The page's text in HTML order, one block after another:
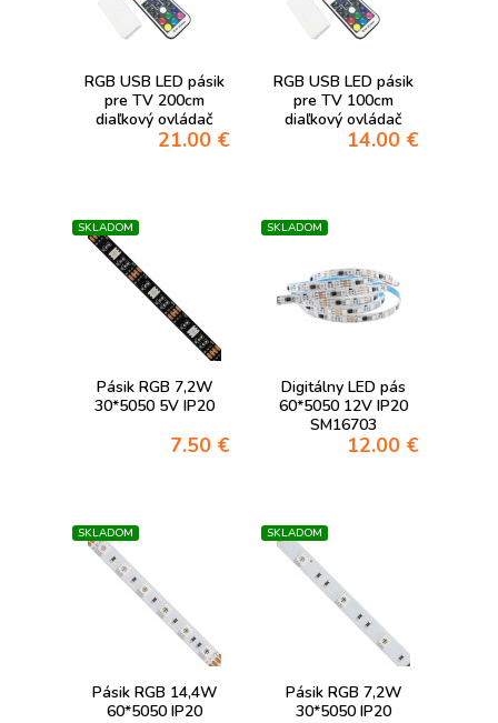
RGB USB LED pásik
pre TV 200cm
diaľkový ovládač
30LED 14,4W
21.00 €
RGB USB LED pásik
pre TV 100cm
diaľkový ovládač
30LED 7,2W
14.00 €
Pásik RGB 7,2W
30*5050 5V IP20
7.50 €
SKLADOM
Digitálny LED pás
60*5050 12V IP20
SM16703
12.00 €
SKLADOM
Pásik RGB 14,4W
60*5050 IP20
SKLADOM
Pásik RGB 7,2W
30*5050 IP20
SKLADOM